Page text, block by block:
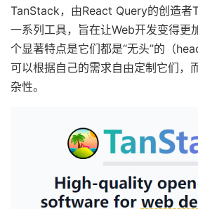
TanStack，由React Query的创造者
一系列工具，旨在让Web开发变得更
个显著特点是它们都是“无头”的（
可以根据自己的需求自由定制它们，
杂性。